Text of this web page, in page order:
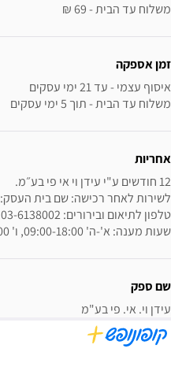
משלוח עד הבית - 69 ₪
זמן אספקה
משלוח עד הבית - תוך 5 ימי עסקים
אחריות
שעות מענה: א'-ה' 09:00-18:00, ו' 09:00-13:00
שם ספק
עידן וי. אי. פי בע"מ